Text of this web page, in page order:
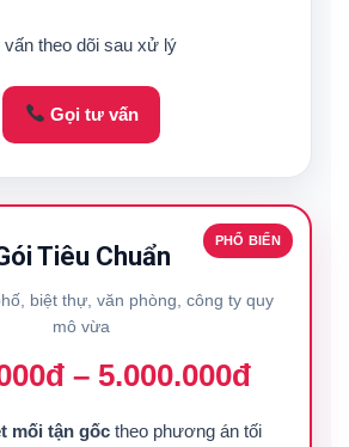
theo dõi sau xử lý
Gọi tư vấn
PHỔ BIẾN
Tiêu Chuẩn
biệt thự, văn phòng, công ty quy
mô vừa
– 5.000.000đ
mối tận gốctheo phương án tối